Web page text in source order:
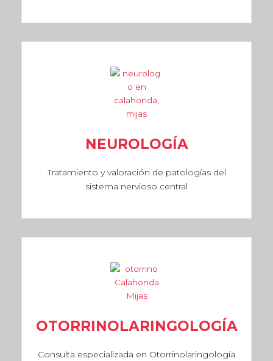
NEUROLOGÍA
Tratamiento y valoración de patologías del
sistema nervioso central
OTORRINOLARINGOLOGÍA
Consulta especializada en Otorrinolaringología